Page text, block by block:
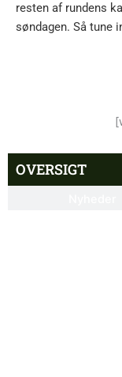
resten af rundens
søndagen. Så tune
OVERSIGT